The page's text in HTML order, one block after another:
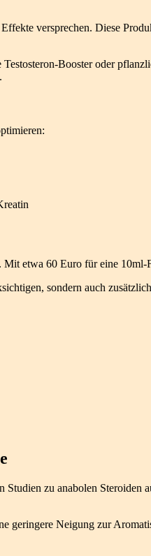
versprechen. Diese
Booster oder
etwa 60 Euro für eine 10ml-
sondern auch
zu anabolen
geringere Neigung zur